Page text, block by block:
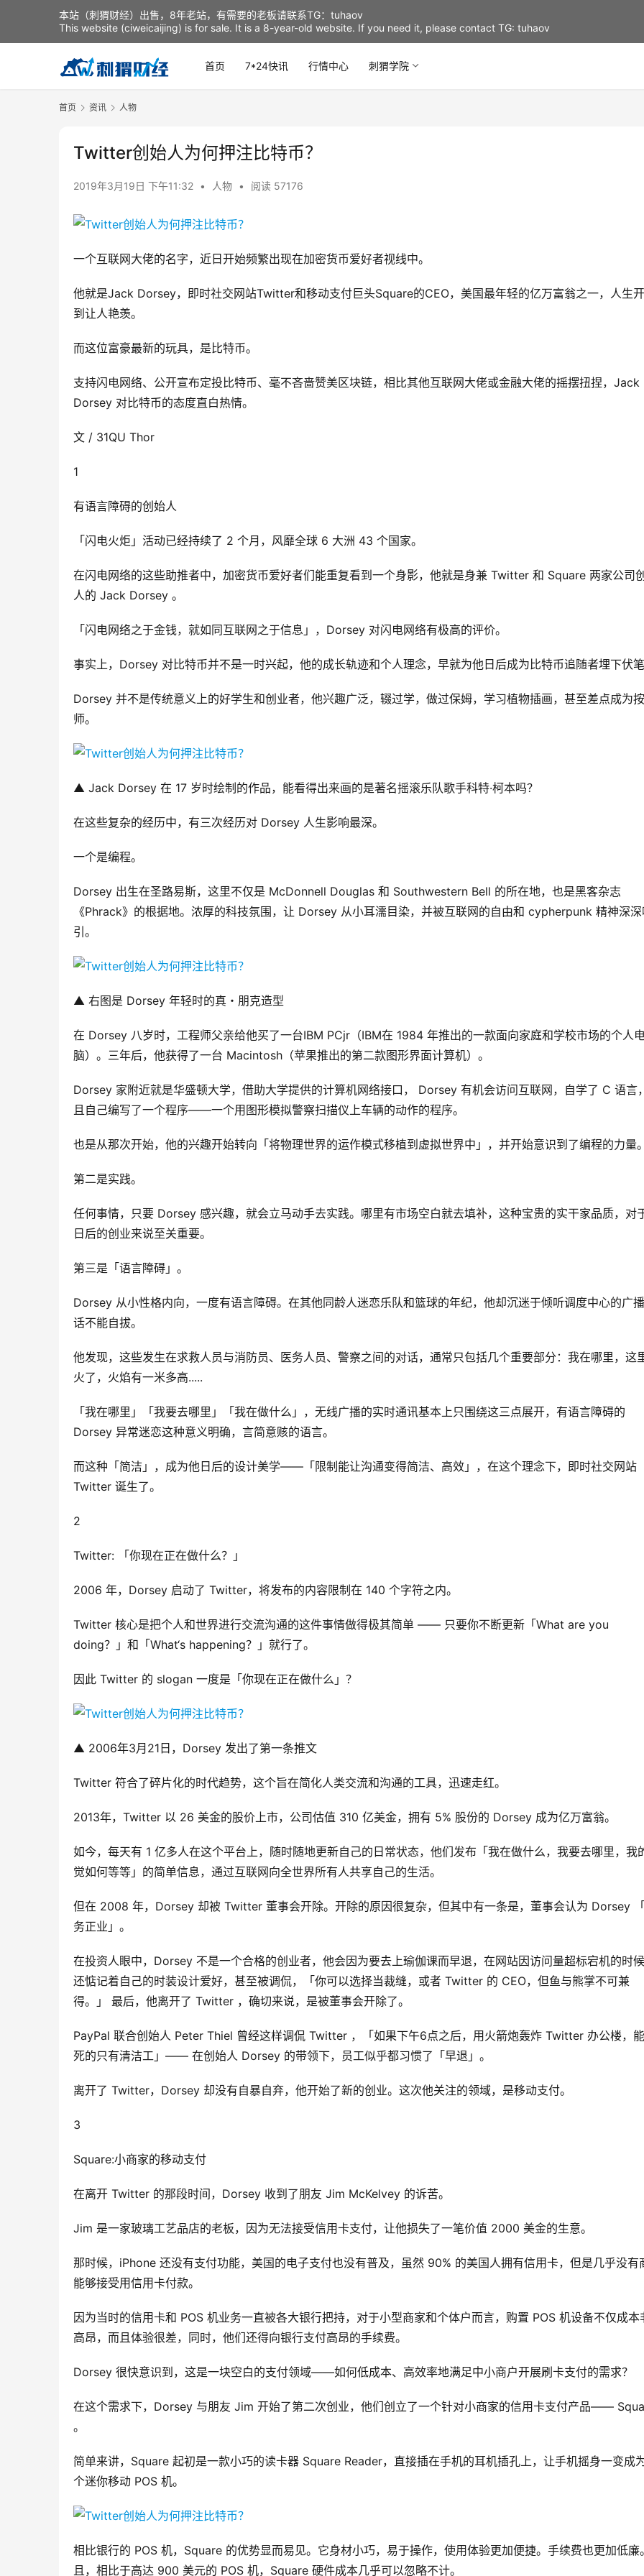
首页 7*24快讯 行情中心 刺猬学院
首页 资讯 人物
Twitter创始人为何押注比特币？
2019年3月19日 下午11:32 • 人物 • 阅读 57176
一个互联网大佬的名字，近日开始频繁出现在加密货币爱好者视线中。
他就是Jack Dorsey，即时社交网站Twitter和移动支付巨头Square的CEO，美国最年轻的亿万富翁之一，人生
到让人艳羡。
而这位富豪最新的玩具，是比特币。
支持闪电网络、公开宣布定投比特币、毫不吝啬赞美区块链，相比其他互联网大佬或金融大佬的摇摆扭捏，Jack
Dorsey 对比特币的态度直白热情。
文 / 31QU Thor
1
有语言障碍的创始人
「闪电火炬」活动已经持续了 2 个月，风靡全球 6 大洲 43 个国家。
在闪电网络的这些助推者中，加密货币爱好者们能重复看到一个身影，他就是身兼 Twitter 和 Square 两家公司
人的 Jack Dorsey 。
「闪电网络之于金钱，就如同互联网之于信息」，Dorsey 对闪电网络有极高的评价。
事实上，Dorsey 对比特币并不是一时兴起，他的成长轨迹和个人理念，早就为他日后成为比特币追随者埋下伏笔
Dorsey 并不是传统意义上的好学生和创业者，他兴趣广泛，辍过学，做过保姆，学习植物插画，甚至差点成为
师。
▲ Jack Dorsey 在 17 岁时绘制的作品，能看得出来画的是著名摇滚乐队歌手科特·柯本吗？
在这些复杂的经历中，有三次经历对 Dorsey 人生影响最深。
一个是编程。
Dorsey 出生在圣路易斯，这里不仅是 McDonnell Douglas 和 Southwestern Bell 的所在地，也是黑客杂志
《Phrack》的根据地。浓厚的科技氛围，让 Dorsey 从小耳濡目染，并被互联网的自由和 cypherpunk 精神深深
引。
▲ 右图是 Dorsey 年轻时的真・朋克造型
在 Dorsey 八岁时，工程师父亲给他买了一台IBM PCjr（IBM在 1984 年推出的一款面向家庭和学校市场的个人
脑）。三年后，他获得了一台 Macintosh（苹果推出的第二款图形界面计算机）。
Dorsey 家附近就是华盛顿大学，借助大学提供的计算机网络接口， Dorsey 有机会访问互联网，自学了 C 语言
且自己编写了一个程序——一个用图形模拟警察扫描仪上车辆的动作的程序。
也是从那次开始，他的兴趣开始转向「将物理世界的运作模式移植到虚拟世界中」，并开始意识到了编程的力量。
第二是实践。
任何事情，只要 Dorsey 感兴趣，就会立马动手去实践。哪里有市场空白就去填补，这种宝贵的实干家品质，对
日后的创业来说至关重要。
第三是「语言障碍」。
Dorsey 从小性格内向，一度有语言障碍。在其他同龄人迷恋乐队和篮球的年纪，他却沉迷于倾听调度中心的广
话不能自拔。
他发现，这些发生在求救人员与消防员、医务人员、警察之间的对话，通常只包括几个重要部分：我在哪里，这
火了，火焰有一米多高.....
「我在哪里」「我要去哪里」「我在做什么」，无线广播的实时通讯基本上只围绕这三点展开，有语言障碍的
Dorsey 异常迷恋这种意义明确，言简意赅的语言。
而这种「简洁」，成为他日后的设计美学——「限制能让沟通变得简洁、高效」，在这个理念下，即时社交网站
Twitter 诞生了。
2
Twitter: 「你现在正在做什么？」
2006 年，Dorsey 启动了 Twitter，将发布的内容限制在 140 个字符之内。
Twitter 核心是把个人和世界进行交流沟通的这件事情做得极其简单 —— 只要你不断更新「What are you
doing？」和「What‘s happening？」就行了。
因此 Twitter 的 slogan 一度是「你现在正在做什么」？
▲ 2006年3月21日，Dorsey 发出了第一条推文
Twitter 符合了碎片化的时代趋势，这个旨在简化人类交流和沟通的工具，迅速走红。
2013年，Twitter 以 26 美金的股价上市，公司估值 310 亿美金，拥有 5% 股份的 Dorsey 成为亿万富翁。
如今，每天有 1 亿多人在这个平台上，随时随地更新自己的日常状态，他们发布「我在做什么，我要去哪里，我
觉如何等等」的简单信息，通过互联网向全世界所有人共享自己的生活。
但在 2008 年，Dorsey 却被 Twitter 董事会开除。开除的原因很复杂，但其中有一条是，董事会认为 Dorsey
务正业」。
在投资人眼中，Dorsey 不是一个合格的创业者，他会因为要去上瑜伽课而早退，在网站因访问量超标宕机的时候
还惦记着自己的时装设计爱好，甚至被调侃，「你可以选择当裁缝，或者 Twitter 的 CEO，但鱼与熊掌不可兼
得。」 最后，他离开了 Twitter ，确切来说，是被董事会开除了。
PayPal 联合创始人 Peter Thiel 曾经这样调侃 Twitter ，「如果下午6点之后，用火箭炮轰炸 Twitter 办公楼，
死的只有清洁工」—— 在创始人 Dorsey 的带领下，员工似乎都习惯了「早退」。
离开了 Twitter，Dorsey 却没有自暴自弃，他开始了新的创业。这次他关注的领域，是移动支付。
3
Square:小商家的移动支付
在离开 Twitter 的那段时间，Dorsey 收到了朋友 Jim McKelvey 的诉苦。
Jim 是一家玻璃工艺品店的老板，因为无法接受信用卡支付，让他损失了一笔价值 2000 美金的生意。
那时候，iPhone 还没有支付功能，美国的电子支付也没有普及，虽然 90% 的美国人拥有信用卡，但是几乎没有
能够接受用信用卡付款。
因为当时的信用卡和 POS 机业务一直被各大银行把持，对于小型商家和个体户而言，购置 POS 机设备不仅成本
高昂，而且体验很差，同时，他们还得向银行支付高昂的手续费。
Dorsey 很快意识到，这是一块空白的支付领域——如何低成本、高效率地满足中小商户开展刷卡支付的需求？
在这个需求下，Dorsey 与朋友 Jim 开始了第二次创业，他们创立了一个针对小商家的信用卡支付产品——
。
简单来讲，Square 起初是一款小巧的读卡器 Square Reader，直接插在手机的耳机插孔上，让手机摇身一变成
个迷你移动 POS 机。
相比银行的 POS 机，Square 的优势显而易见。它身材小巧，易于操作，使用体验更加便捷。手续费也更加低廉
且，相比于高达 900 美元的 POS 机，Square 硬件成本几乎可以忽略不计。
本站（刺猬财经）出售，8年老站，有需要的老板请联系TG：tuhaov
This website (ciweicaijing) is for sale. It is a 8-year-old website. If you need it, please contact TG: tuhaov